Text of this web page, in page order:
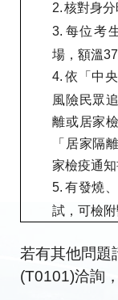
2.核對身分
3. 每位考
場，額溫37
4. 依「中
風險民眾
離或居家
「居家隔
家檢疫通知
5. 有發燒
試，可檢附
若有其他問題
(T0101)洽詢